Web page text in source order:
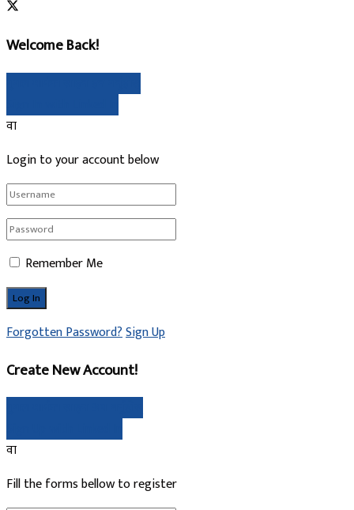
Welcome Back!
वा
Login to your account below
Remember Me
Forgotten Password?Sign Up
Create New Account!
वा
Fill the forms bellow to register